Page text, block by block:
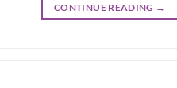
CONTINUE READING →